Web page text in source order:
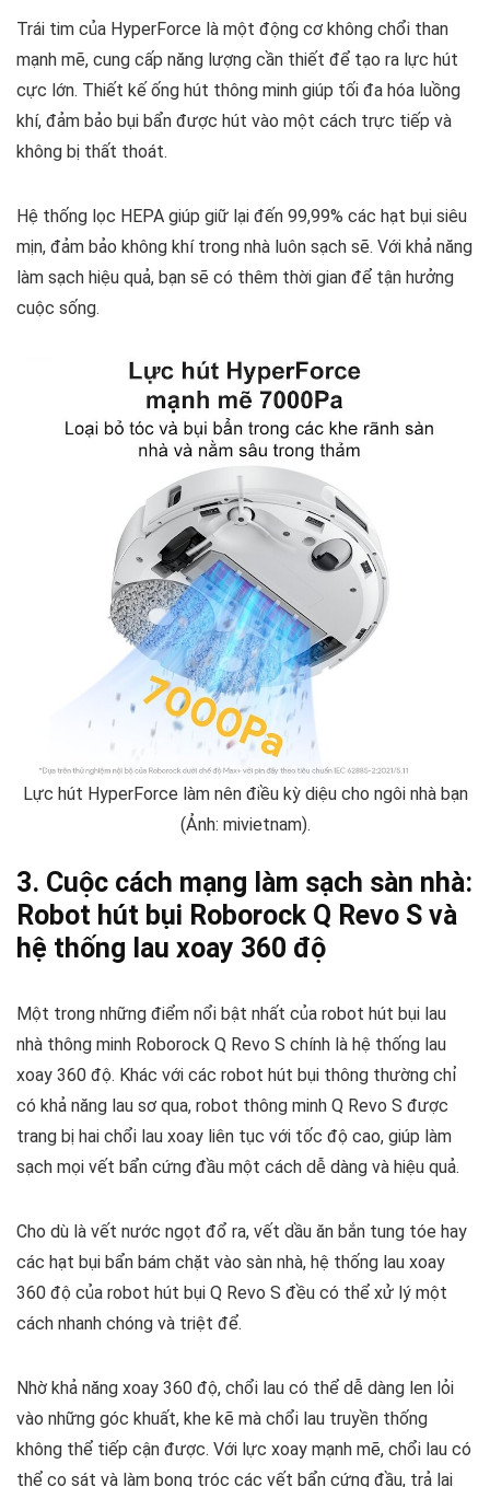
Trái tim của HyperForce là một động cơ không chổi than
mạnh mẽ, cung cấp năng lượng cần thiết để tạo ra lực hút
cực lớn. Thiết kế ống hút thông minh giúp tối đa hóa luồng
khí, đảm bảo bụi bẩn được hút vào một cách trực tiếp và
không bị thất thoát.
Hệ thống lọc HEPA giúp giữ lại đến 99,99% các hạt bụi siêu
mịn, đảm bảo không khí trong nhà luôn sạch sẽ. Với khả năng
làm sạch hiệu quả, bạn sẽ có thêm thời gian để tận hưởng
cuộc sống.
Lực hút HyperForce làm nên điều kỳ diệu cho ngôi nhà bạn
(Ảnh: mivietnam).
3. Cuộc cách mạng làm sạch sàn nhà:
Robot hút bụi Roborock Q Revo S và
hệ thống lau xoay 360 độ
Một trong những điểm nổi bật nhất của robot hút bụi lau
nhà thông minh Roborock Q Revo S chính là hệ thống lau
xoay 360 độ. Khác với các robot hút bụi thông thường chỉ
có khả năng lau sơ qua, robot thông minh Q Revo S được
trang bị hai chổi lau xoay liên tục với tốc độ cao, giúp làm
sạch mọi vết bẩn cứng đầu một cách dễ dàng và hiệu quả.
Cho dù là vết nước ngọt đổ ra, vết dầu ăn bắn tung tóe hay
các hạt bụi bẩn bám chặt vào sàn nhà, hệ thống lau xoay
360 độ của robot hút bụi Q Revo S đều có thể xử lý một
cách nhanh chóng và triệt để.
Nhờ khả năng xoay 360 độ, chổi lau có thể dễ dàng len lỏi
vào những góc khuất, khe kẽ mà chổi lau truyền thống
không thể tiếp cận được. Với lực xoay mạnh mẽ, chổi lau có
thể cọ sát và làm bong tróc các vết bẩn cứng đầu, trả lại